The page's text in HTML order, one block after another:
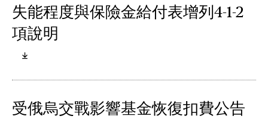
失能程度與保險金給付表增列4-1-2
項說明
受俄烏交戰影響基金恢復扣費公告